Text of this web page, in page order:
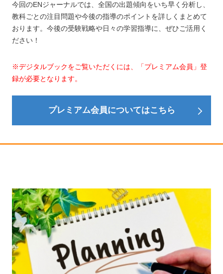
今回のENジャーナルでは、全国の出題傾向をいち早く分析し、
教科ごとの注目問題や今後の指導のポイントを詳しくまとめて
おります。今後の受験戦略や日々の学習指導に、ぜひご活用く
ださい！
※デジタルブックをご覧いただくには、「プレミアム会員」登
録が必要となります。
プレミアム会員についてはこちら